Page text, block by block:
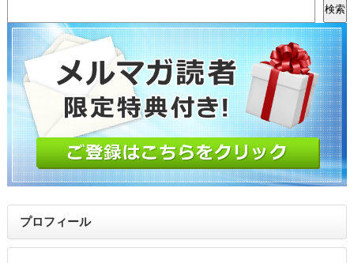
検索
プロフィール